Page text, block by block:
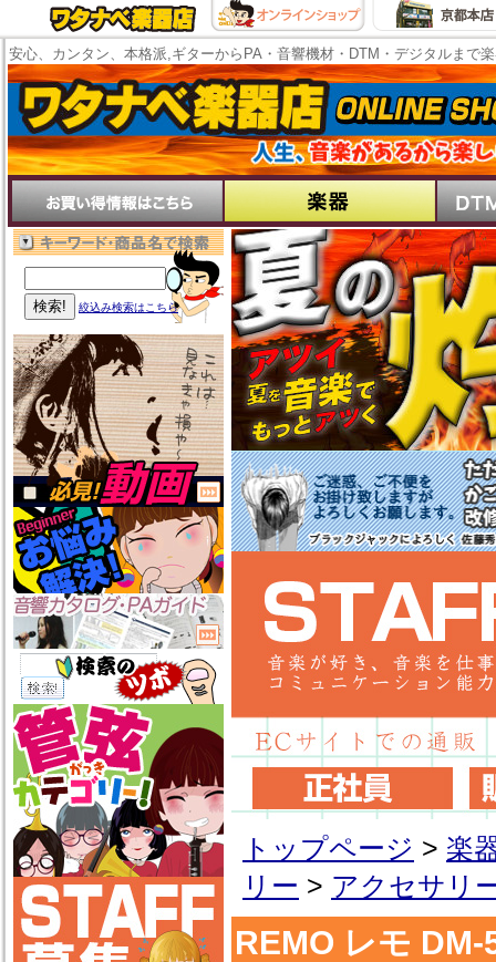
安心、カンタン、本格派,ギターからPA・音響機材・DTM・デジタルまで
絞込み検索はこちら
トップページ > 楽
リー > アクセサリ
REMO レモ